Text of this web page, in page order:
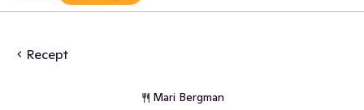
Recept
Mari Bergman